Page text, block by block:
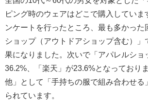
ピング時のウェアはどこで購入していま
ンケートを行ったところ、最も多かった
ショップ（アウトドアショップ含む）」
果になりました。次いで「アパレルショ
36.2%、「楽天」が23.6%となっており
他」として「手持ちの服で組み合わせる
られています。